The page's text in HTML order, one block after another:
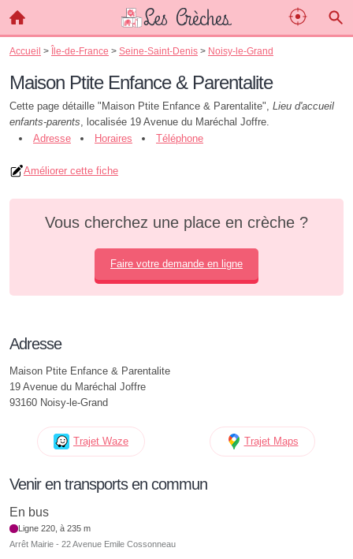
Accueil > Île-de-France > Seine-Saint-Denis > Noisy-le-Grand
Maison Ptite Enfance & Parentalite
Cette page détaille "Maison Ptite Enfance & Parentalite", Lieu d'accueil
enfants-parents, localisée 19 Avenue du Maréchal Joffre.
Adresse
Horaires Téléphone
Améliorer cette fiche
Vous cherchez une place en crèche ?
Faire votre demande en ligne
Adresse
Maison Ptite Enfance & Parentalite
19 Avenue du Maréchal Joffre
93160 Noisy-le-Grand
Trajet Waze Trajet Maps
Venir en transports en commun
En bus
Ligne 220, à 235 m
Arrêt Mairie - 22 Avenue Emile Cossonneau